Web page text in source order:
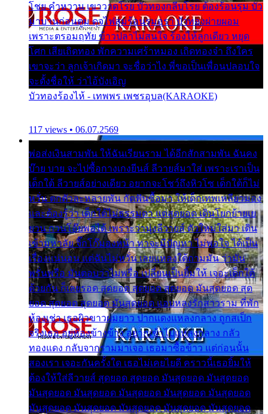
โชย คำหวาน เขาวาดโรย บัวทองกลีบโรย ต้องร้อนรุม บัว
มาบานก่อนตูม ดุจไฟสุมร้อนรุมอุรา บัวทองผ่ายผอม
เพราะตรอมฤทัย ข้าวปลาไม่สนใจ ร้องไห้ลูกเดียว หยุด
โศก เสียเถิดทอง พักความเศร้าหมอง เถิดทองจ๋า ถึงใคร
เขาจะว่า ลูกเจ้าเกิดมา จะชื่อว่าไง พี่ขอเป็นเพื่อนปลอบใจ
จะตั้งชื่อให้ ว่าไอ้บังเอิญ
บัวทองร้องไห้ - เทพพร เพชรอุบล(KARAOKE)
117 views • 06.07.2569
พ่อส่งเงินสามพัน ให้ฉันเรียนราม ได้อีกสักสามพัน ฉันคง
บ๊าย บาย จะไปซื้อกางเกงยีนส์ ลีวายส์มาใส่ เพราะเราเป็น
เด็กใต้ ลีวายส์อย่างเดียว อยากจะโชว์ถึงหิวโซ เด็กใต้ก็ไม่
หวั่น ตกตัวละหลายพัน กัดฟันซื้อมา ให้เด็กเทพเหลียวมอง
และต้องรู้ว่า เด็กใต้ไม่ธรรมดา แต่สุดยอด เดินโยกย้ายเย
ยวน กวนโอ๊ยพอได้ เพราะว่านุ่งลีวายส์ ตัวใหม่ใส่มา เดิน
เข้ามหาลัย จิ๊กโก๊มองหน้า ท่าจะมีปัญหา ไม่พอใจ ได้เป็น
เรื่องแน่นอน แต่ฉันไม่หวั่น เลยแหลงใต้ถามมัน ว่ามัน
พรั่นพรือ มันตอบว่าไม่พรื่อ เปลี่ยนเป็นยิ้มให้ เจอะเด็กใต้
ด้วยกัน ก็เลยรอด สุดยอด สุดยอด สุดยอด มันสุดยอด สุด
ยอด สุดยอด สุดยอด มันสุดยอด แอบหลงรักสาวราม ที่พัก
ห้องเช่า เธอผิวขาวผมยาว ปากแดงแหลงกลาง ถูกสเป็ก
จริงเธอ อยู่ห้องข้างข้าง อยากเข้าไปแหลงกลาง กลัว
ทองแดง กลับจากรามมาเจอ เธอมาซื้อข้าว แต่ก่อนนั้น
สองเรา เจอะกันครั้งใด เธอไม่เคยไยดี คราวนี้เธอยิ้มให้
ต้องให้ใส่ลีวายส์ สุดยอด สุดยอด มันสุดยอด มันสุดยอด
มันสุดยอด มันสุดยอด มันสุดยอด มันสุดยอด มันสุดยอด
มันสุดยอด มันสุดยอด มันสุดยอด มันสุดยอด มันสุดยอด